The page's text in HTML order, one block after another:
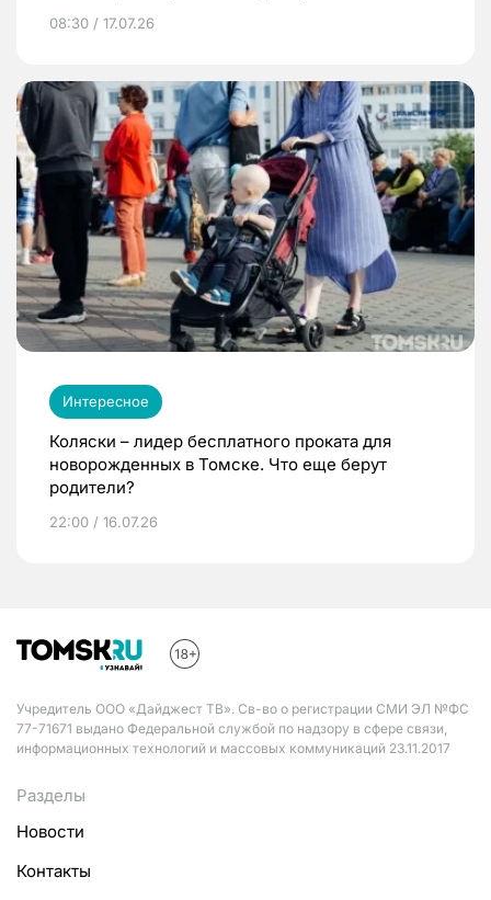
08:30 / 17.07.26
Интересное
Коляски – лидер бесплатного проката для
новорожденных в Томске. Что еще берут
родители?
22:00 / 16.07.26
Учредитель ООО «Дайджест ТВ». Св-во о регистрации СМИ ЭЛ №ФС
77-71671 выдано Федеральной службой по надзору в сфере связи,
информационных технологий и массовых коммуникаций 23.11.2017
Разделы
Новости
Контакты